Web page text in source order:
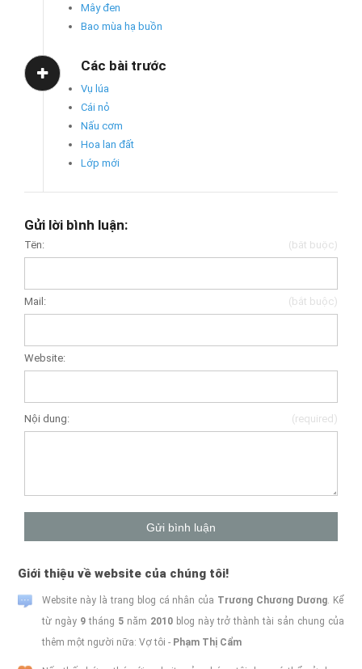
Mây đen
Bao mùa hạ buồn
Các bài trước
Vụ lúa
Cái nỏ
Nấu cơm
Hoa lan đất
Lớp mới
Gửi lời bình luận:
Tên: (bắt buộc)
Mail: (bắt buộc)
Website:
Nội dung: (required)
Giới thiệu về website của chúng tôi!
Website này là trang blog cá nhân của Trương Chương Dương. Kể
từ ngày 9 tháng 5 năm 2010 blog này trở thành tài sản chung của
thêm một người nữa: Vợ tôi - Phạm Thị Cẩm